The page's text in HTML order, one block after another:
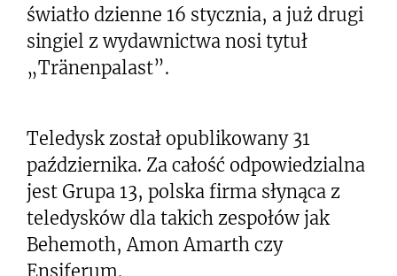
światło dzienne 16 stycznia, a już drugi
singiel z wydawnictwa nosi tytuł
„Tränenpalast”.
Teledysk został opublikowany 31
października. Za całość odpowiedzialna
jest Grupa 13, polska firma słynąca z
teledysków dla takich zespołów jak
Behemoth, Amon Amarth czy
Ensiferum.